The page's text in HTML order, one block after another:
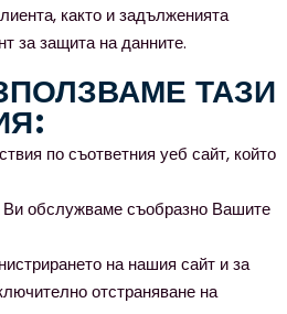
както и задълженията
за защита на данните.
ТАЗИ
по съответния уеб сайт, който
Ви обслужваме съобразно Вашите
на нашия сайт и за
отстраняване на